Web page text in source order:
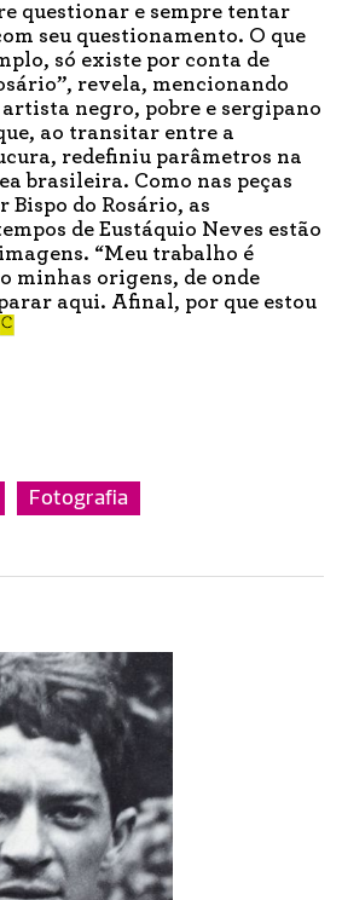
questionar e sempre tentar
seu questionamento. O que
só existe por conta de
revela, mencionando
negro, pobre e sergipano
ao transitar entre a
redefiniu parâmetros na
brasileira. Como nas peças
Bispo do Rosário, as
de Eustáquio Neves estão
“Meu trabalho é
minhas origens, de onde
aqui. Afinal, por que estou
Fotografia